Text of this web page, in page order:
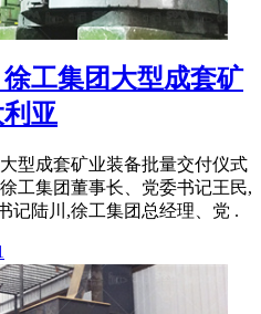
工集团大型成套矿
亚
型成套矿业装备批量交付仪式
工集团董事长、党委书记王民,
记陆川,徐工集团总经理、党 .